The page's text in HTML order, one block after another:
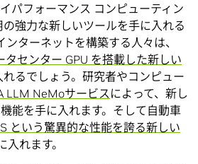
パフォーマンス コンピューティン
強力な新しいツールを手に入れる
ターネットを構築する人々は、
センター GPU を搭載した新しい
れるでしょう。研究者やコンピュー
LLM NeMoサービス によって、新し
能を手に入れます。そして自動車
という驚異的な性能を誇る新しい
入れます。